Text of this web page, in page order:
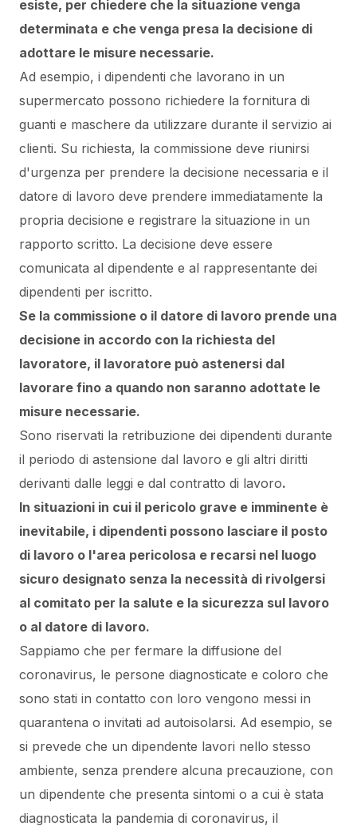
esiste, per chiedere che la situazione venga
determinata e che venga presa la decisione di
adottare le misure necessarie.
Ad esempio, i dipendenti che lavorano in un
supermercato possono richiedere la fornitura di
guanti e maschere da utilizzare durante il servizio ai
clienti. Su richiesta, la commissione deve riunirsi
d'urgenza per prendere la decisione necessaria e il
datore di lavoro deve prendere immediatamente la
propria decisione e registrare la situazione in un
rapporto scritto. La decisione deve essere
comunicata al dipendente e al rappresentante dei
dipendenti per iscritto.
Se la commissione o il datore di lavoro prende una
decisione in accordo con la richiesta del
lavoratore, il lavoratore può astenersi dal
lavorare fino a quando non saranno adottate le
misure necessarie.
Sono riservati la retribuzione dei dipendenti durante
il periodo di astensione dal lavoro e gli altri diritti
derivanti dalle leggi e dal contratto di lavoro.
In situazioni in cui il pericolo grave e imminente è
inevitabile, i dipendenti possono lasciare il posto
di lavoro o l'area pericolosa e recarsi nel luogo
sicuro designato senza la necessità di rivolgersi
al comitato per la salute e la sicurezza sul lavoro
o al datore di lavoro.
Sappiamo che per fermare la diffusione del
coronavirus, le persone diagnosticate e coloro che
sono stati in contatto con loro vengono messi in
quarantena o invitati ad autoisolarsi. Ad esempio, se
si prevede che un dipendente lavori nello stesso
ambiente, senza prendere alcuna precauzione, con
un dipendente che presenta sintomi o a cui è stata
diagnosticata la pandemia di coronavirus, il